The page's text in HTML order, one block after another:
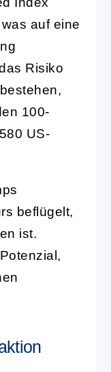
auf eine
Risiko
100-
US-
beflügelt,
ist.